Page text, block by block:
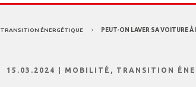
TRANSITION ÉNERGÉTIQUE 5 PEUT-ON LAVER SA VOITURE À
15.03.2024 MOBILITÉ , TRANSITION